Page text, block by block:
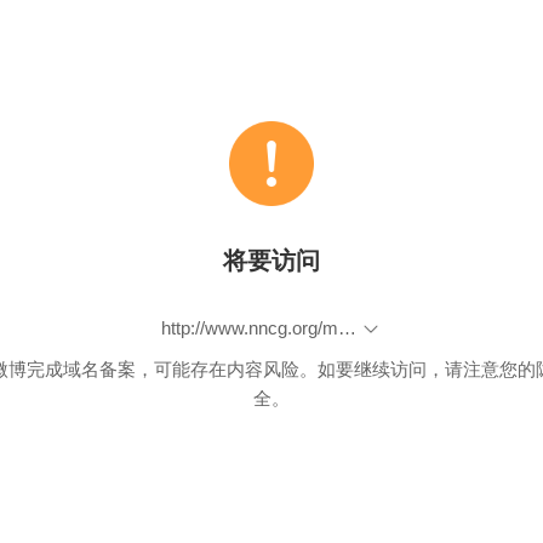
将要访问
http://www.nncg.org/membershlp/
博完成域名备案，可能存在内容风险。如要继续访问，请注意您的
全。